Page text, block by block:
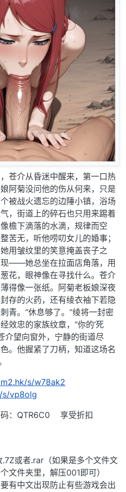
苍介从昏迷中醒来，第一口热
阿菊没问他的伤从何来，只是
被战火遗忘的边陲小镇，浴场
，街道上的碎石也只用来踢着
檐下滴落的水滴，规律而空
苦无，听他唠叨女儿的婚事；
用皱纹里的笑意掩盖丧子之
——她总坐在拉面店角落，用
花，眼神像在寻找什么。苍介
得像一张纸。阿菊老板娘深夜
存的火药，还有绫衣袖下若隐
青。“休息够了。”绫将一封密
效忠的家族纹章，“你的‘死
介望向窗外，宁静的街道尽
。他握紧了刀柄，知道这场名
s/w78ak2
s/vp8olg
码：QTR6C0 享受折扣
或者.rar（如果是多个文件文
文件夹里，解压001即可）
有中文出现防止有些游戏会出